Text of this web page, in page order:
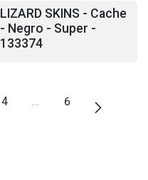
LIZARD SKINS - Cache
- Negro - Super -
133374
4 … 6